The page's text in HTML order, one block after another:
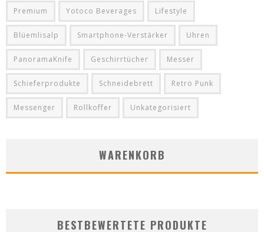
Premium Yotoco Beverages Lifestyle
Blüemlisalp Smartphone-Verstärker Uhren
PanoramaKnife Geschirrtücher Messer
Schieferprodukte Schneidebrett Retro Punk
Messenger Rollkoffer Unkategorisiert
WARENKORB
BESTBEWERTETE PRODUKTE